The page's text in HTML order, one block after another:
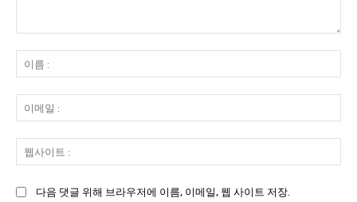
:
름
:
메
일
사
다음 댓글 위해 브라우저에 이름, 이메일, 웹 사이트 저장.